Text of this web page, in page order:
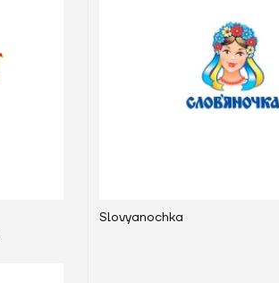
Slovyanochka